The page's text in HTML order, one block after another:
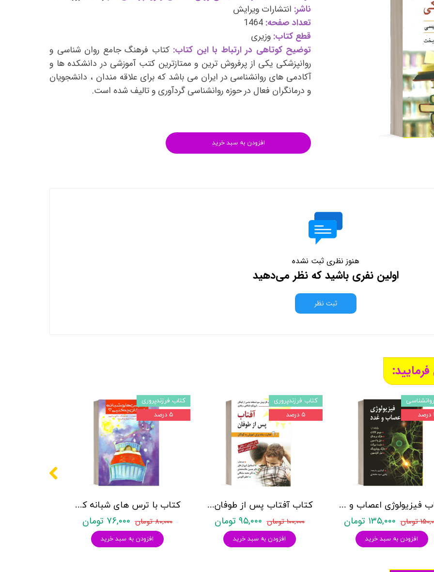
روانشناسی (تست شخصیت)
کتب فرزندپروری و تربیت کودک
کتب روانشناسی خانواده
کتب فن بیان و سخنوری
انتشارات قطره
انتشارات ققنوس
انتشارات مدرسان شریف
ناشر: انتشارات ویرایش
تعداد صفحه: 1464
قطع کتاب: وزیری
توضیح کوتاهی در ارتباط با این کتاب: کتاب فرهنگ جامع روان شناسی و
روانپزشکی یکی از پرفروش ترین و ممتازترین کتب آموزشی در دانشکده ها و
آکادمی های روانشناسی در ایران می باشد که برای علاقه مندان ، دانشجویان
و درمانگران فعال در حوزه روانشناسی گردآوری و تالیف شده است.
افزودن به سبد خرید
هنوز نظری ثبت نشده
اولین نفری باشید که نظر می‌دهید
ثبت نظر
کتاب با ترس های شبانه كودكان چه كنیم - نشر روان
۸۰,۰۰۰ تومان ۷۶,۰۰۰ تومان
افزودن به سبد خرید
کتاب فرزندپروری
۵ درصد
کتاب آفتاب پس از طوفان (درمان سوءاستفاده جنسی از کودکان با رویکرد شناختی) - نشر روان
۱۰۰,۰۰۰ تومان ۹۵,۰۰۰ تومان
افزودن به سبد خرید
کتاب فرزندپروری
۵ درصد
کتاب فیزیولوژی اعصاب و غدد - کالات ، کارلسون ، لاو ، واتسون ، بیرک ، روزنزویگ - نشر روان
تومان ۱۳۵,۰۰۰ تومان
افزودن به سبد خرید